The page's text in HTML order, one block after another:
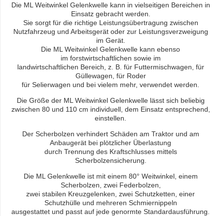
Die ML Weitwinkel Gelenkwelle kann in vielseitigen Bereichen in
Einsatz gebracht werden.
Sie sorgt für die richtige Leistungsübertragung zwischen
Nutzfahrzeug und Arbeitsgerät oder zur Leistungsverzweigung
im Gerät.
Die ML Weitwinkel Gelenkwelle kann ebenso
im forstwirtschaftlichen sowie im
landwirtschaftlichen Bereich, z. B. für Futtermischwagen, für
Güllewagen, für Roder
für Selierwagen und bei vielem mehr, verwendet werden.
Die Größe der ML Weitwinkel Gelenkwelle lässt sich beliebig
zwischen 80 und 110 cm individuell, dem Einsatz entsprechend,
einstellen.
Der Scherbolzen verhindert Schäden am Traktor und am
Anbaugerät bei plötzlicher Überlastung
durch Trennung des Kraftschlusses mittels
Scherbolzensicherung.
Die ML Gelenkwelle ist mit einem 80° Weitwinkel, einem
Scherbolzen, zwei Federbolzen,
zwei stabilen Kreuzgelenken, zwei Schutzketten, einer
Schutzhülle und mehreren Schmiernippeln
ausgestattet und passt auf jede genormte Standardausführung.